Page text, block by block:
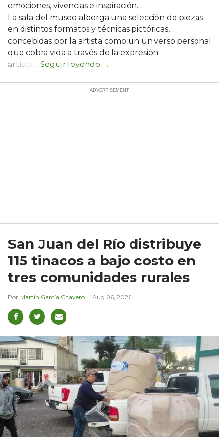
emociones, vivencias e inspiración.
La sala del museo alberga una selección de piezas
en distintos formatos y técnicas pictóricas,
concebidas por la artista como un universo personal
que cobra vida a través de la expresión
artística.
San Juan del Río distribuye
115 tinacos a bajo costo en
tres comunidades rurales
Martín García Chavero Aug 06, 2026